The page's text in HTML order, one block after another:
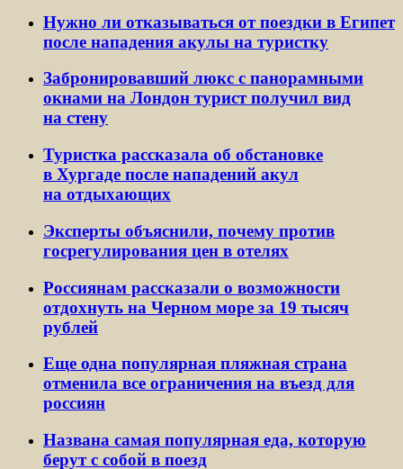
Нужно ли отказываться от поездки в Египет
после нападения акулы на туристку
Забронировавший люкс с панорамными
окнами на Лондон турист получил вид
на стену
Туристка рассказала об обстановке
в Хургаде после нападений акул
на отдыхающих
Эксперты объяснили, почему против
госрегулирования цен в отелях
Россиянам рассказали о возможности
отдохнуть на Черном море за 19 тысяч
рублей
Еще одна популярная пляжная страна
отменила все ограничения на въезд для
россиян
Названа самая популярная еда, которую
берут с собой в поезд